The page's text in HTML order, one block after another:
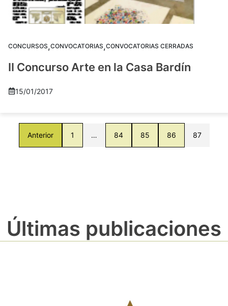
CONCURSOS,CONVOCATORIAS,CONVOCATORIAS CERRADAS
II Concurso Arte en la Casa Bardín
15/01/2017
Anterior 1 … 84 85 86 87
Últimas publicaciones